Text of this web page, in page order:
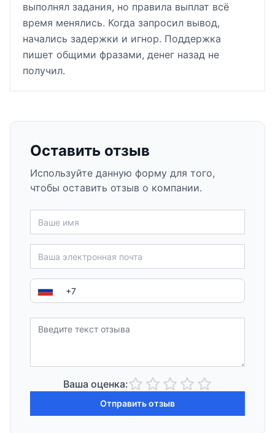
выполнял задания, но правила выплат всё
время менялись. Когда запросил вывод,
начались задержки и игнор. Поддержка
пишет общими фразами, денег назад не
получил.
Оставить отзыв
Используйте данную форму для того,
чтобы оставить отзыв о компании.
Ваша оценка:
Отправить отзыв